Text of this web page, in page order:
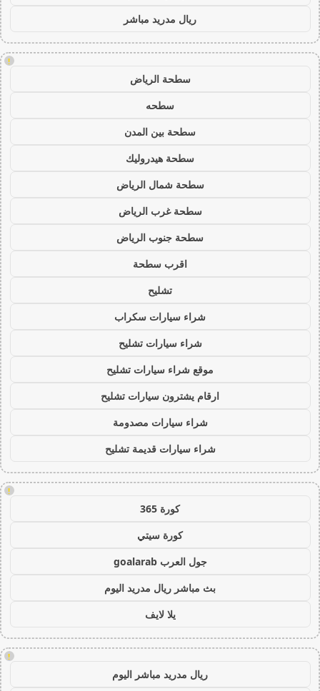
ريال مدريد مباشر
!
سطحة الرياض
سطحه
سطحة بين المدن
سطحة هيدروليك
سطحة شمال الرياض
سطحة غرب الرياض
سطحة جنوب الرياض
اقرب سطحة
تشليح
شراء سيارات سكراب
شراء سيارات تشليح
موقع شراء سيارات تشليح
ارقام يشترون سيارات تشليح
شراء سيارات مصدومة
شراء سيارات قديمة تشليح
!
كورة 365
كورة سيتي
جول العرب goalarab
بث مباشر ريال مدريد اليوم
يلا لايف
!
ريال مدريد مباشر اليوم